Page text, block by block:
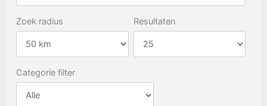
Zoek radius Resultaten
Categorie filter